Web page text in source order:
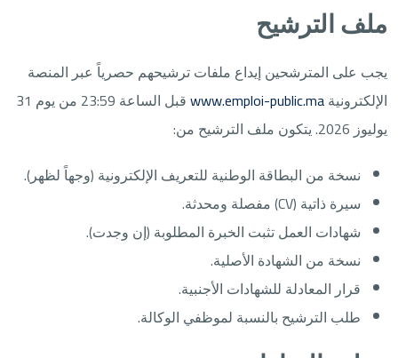
ملف الترشيح
يجب على المترشحين إيداع ملفات ترشيحهم حصرياً عبر المنصة
الإلكترونيةwww.emploi-public.ma
قبل الساعة 23:59 من يوم 31
يوليوز 2026. يتكون ملف الترشيح من:
نسخة من البطاقة الوطنية للتعريف الإلكترونية (وجهاً لظهر).
سيرة ذاتية (CV) مفصلة ومحدثة.
شهادات العمل تثبت الخبرة المطلوبة (إن وجدت).
نسخة من الشهادة الأصلية.
قرار المعادلة للشهادات الأجنبية.
طلب الترشيح بالنسبة لموظفي الوكالة.